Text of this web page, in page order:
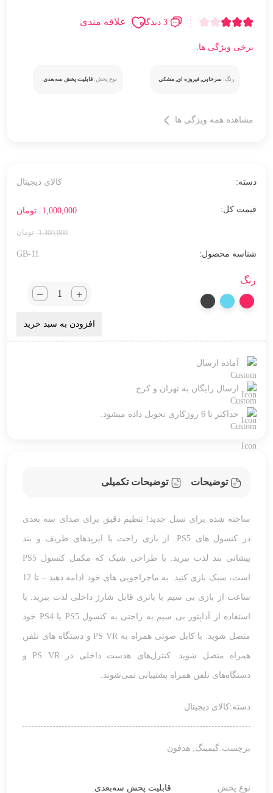
3 دیدگاه علاقه مندی
برخی ویژگی ها:
رنگ: سرخابی, فیروزه ای, مشکی نوع پخش: قابلیت پخش سه‌بعدی
مشاهده همه ویژگی ها
1,300,000
1,000,000 تومان
شناسه محصول: GB-11
دسته: کالای دیجیتال
رنگ
_ +
افزودن به سبد خرید
آماده ارسال
ارسال رایگان به تهران و کرج
حداکثر تا 6 روزکاری تحویل داده میشود.
توضیحات توضیحات تکمیلی
ساخته شده برای نسل جدید! تنظیم دقیق برای صدای سه بعدی
در کنسول های PS5. از بازی راحت با ایرپدهای ظریف و بند
پیشانی بند لذت ببرید. با طراحی شیک که مکمل کنسول PS5
است، سبک بازی کنید. به ماجراجویی های خود ادامه دهید – تا 12
ساعت از بازی بی سیم با باتری قابل شارژ داخلی لذت ببرید. با
استفاده از آداپتور بی سیم به راحتی به کنسول PS5 یا PS4 خود
متصل شوید. با کابل صوتی همراه به PS VR و دستگاه های تلفن
همراه متصل شوید. کنترل‌های هدست داخلی در PS VR و
دستگاه‌های تلفن همراه پشتیبانی نمی‌شوند.
دسته:کالای دیجیتال
برچسب:گیمینگ, هدفون
نوع پخش قابلیت پخش سه‌بعدی